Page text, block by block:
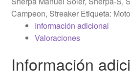
Campeon, Streaker Etiqueta:
Información adicional
Valoraciones
Información